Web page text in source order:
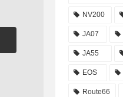
NV200
JA07
JA55
EOS
Route66